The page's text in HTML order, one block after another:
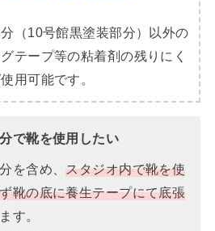
（10号館黒塗装部分）以外の
テープ等の粘着剤の残りにく
用可能です。
で靴を使用したい
を含め、スタジオ内で靴を使
靴の底に養生テープにて底張
す。